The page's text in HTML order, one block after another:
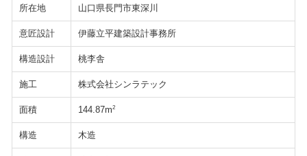
所在地 山口県長門市東深川
意匠設計 伊藤立平建築設計事務所
構造設計 桃李舎
施工 株式会社シンラテック
面積 144.87m2
構造 木造